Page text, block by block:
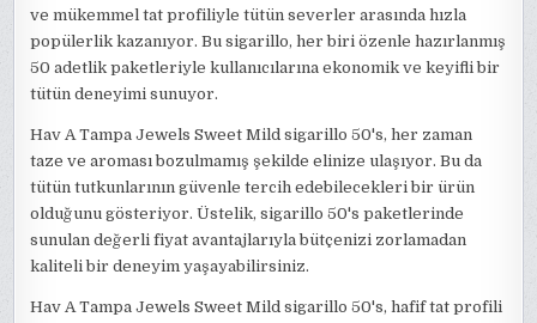
ve mükemmel tat profiliyle tütün severler arasında hızla
popülerlik kazanıyor. Bu sigarillo, her biri özenle hazırlanmış
50 adetlik paketleriyle kullanıcılarına ekonomik ve keyifli bir
tütün deneyimi sunuyor.
Hav A Tampa Jewels Sweet Mild sigarillo 50's, her zaman
taze ve aroması bozulmamış şekilde elinize ulaşıyor. Bu da
tütün tutkunlarının güvenle tercih edebilecekleri bir ürün
olduğunu gösteriyor. Üstelik, sigarillo 50's paketlerinde
sunulan değerli fiyat avantajlarıyla bütçenizi zorlamadan
kaliteli bir deneyim yaşayabilirsiniz.
Hav A Tampa Jewels Sweet Mild sigarillo 50's, hafif tat profili